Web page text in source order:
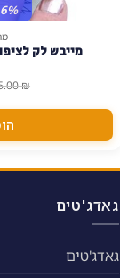
16%
מייבש לק
₪
גאדג'טים
גאדג'טים